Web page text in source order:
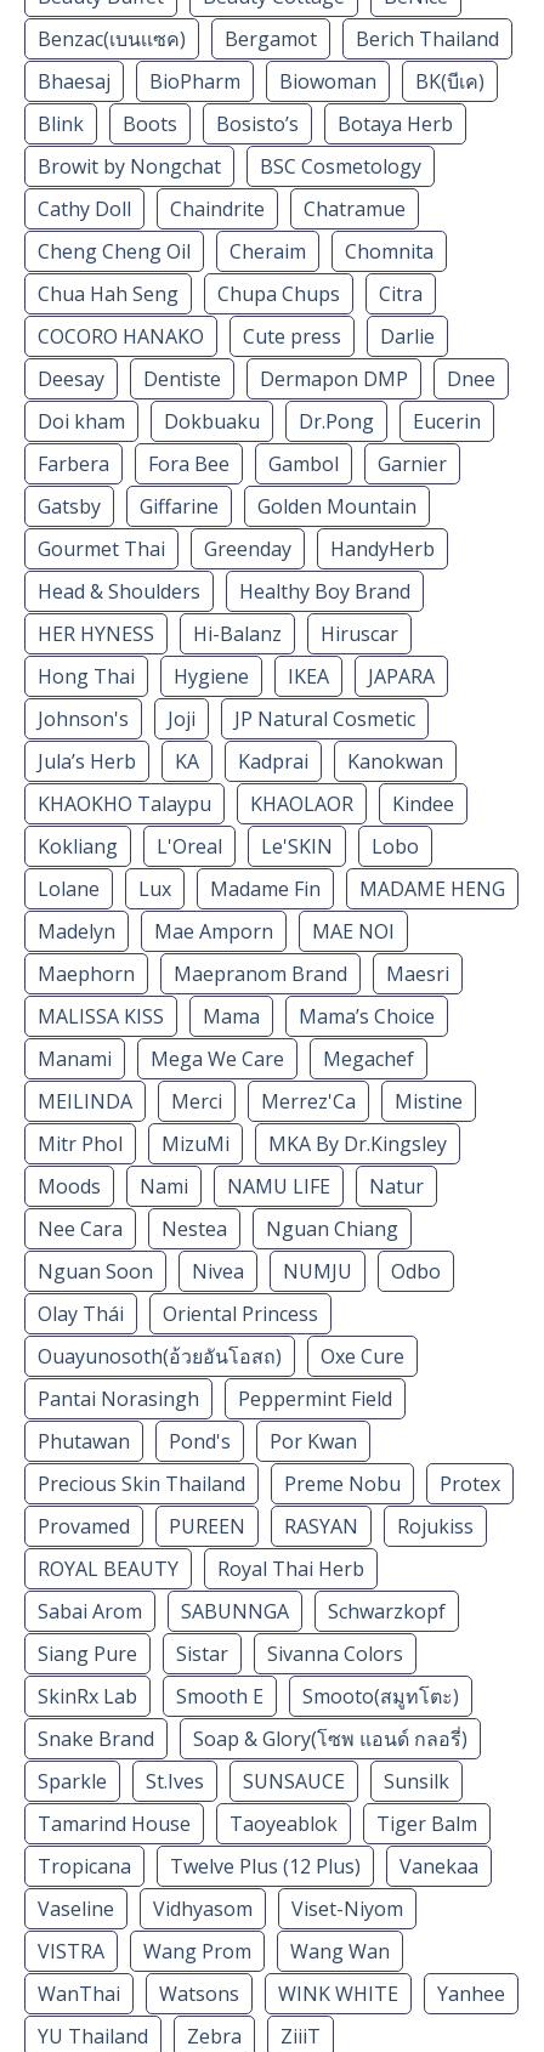
Benzac(เบนเเซค)
Bergamot
Berich Thailand
Bhaesaj
BioPharm Biowoman
BK(บีเค)
Blink
Boots Bosisto’s
Botaya Herb
Browit by Nongchat
BSC Cosmetology
Cathy Doll
Chaindrite
Chatramue
Cheng Cheng Oil
Cheraim
Chomnita
Chua Hah Seng
Chupa Chups
Citra
COCORO HANAKO
Cute press
Darlie
Deesay
Dentiste Dermapon DMP
Dnee
Doi kham
Dokbuaku Dr.Pong
Eucerin
Farbera
Fora Bee Gambol
Garnier
Gatsby
Giffarine
Golden Mountain
Gourmet Thai
Greenday
HandyHerb
Head & Shoulders
Healthy Boy Brand
HER HYNESS
Hi-Balanz
Hiruscar
Hong Thai
Hygiene IKEA
JAPARA
Johnson's
Joji
JP Natural Cosmetic
Jula’s Herb
KA Kadprai
Kanokwan
KHAOKHO Talaypu
KHAOLAOR
Kindee
Kokliang
L'Oreal Le'SKIN
Lobo
Lolane
Lux Madame Fin
MADAME HENG
Madelyn
Mae Amporn
MAE NOI
Maephorn
Maepranom Brand
Maesri
MALISSA KISS
Mama
Mama’s Choice
Manami
Mega We Care
Megachef
MEILINDA
Merci Merrez'Ca
Mistine
Mitr Phol
MizuMi
MKA By Dr.Kingsley
Moods
Nami NAMU LIFE
Natur
Nee Cara
Nestea
Nguan Chiang
Nguan Soon
Nivea NUMJU
Odbo
Olay Thái
Oriental Princess
Ouayunosoth(อ้วยอันโอสถ)
Oxe Cure
Pantai Norasingh
Peppermint Field
Phutawan
Pond's
Por Kwan
Precious Skin Thailand
Preme Nobu
Protex
Provamed
PUREEN RASYAN
Rojukiss
ROYAL BEAUTY
Royal Thai Herb
Sabai Arom
SABUNNGA
Schwarzkopf
Siang Pure
Sistar
Sivanna Colors
SkinRx Lab
Smooth E
Smooto(สมูทโตะ)
Snake Brand
Soap & Glory(โซพ แอนด์ กลอรี่)
Sparkle
St.Ives SUNSAUCE
Sunsilk
Tamarind House
Taoyeablok
Tiger Balm
Tropicana
Twelve Plus (12 Plus)
Vanekaa
Vaseline
Vidhyasom
Viset-Niyom
VISTRA
Wang Prom
Wang Wan
WanThai
Watsons WINK WHITE
Yanhee
YU Thailand
Zebra ZiiiT